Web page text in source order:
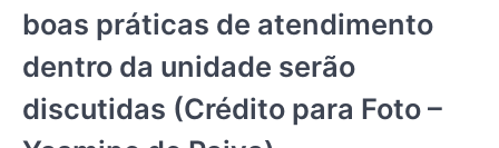
boas práticas de atendimento
dentro da unidade serão
discutidas (Crédito para Foto –